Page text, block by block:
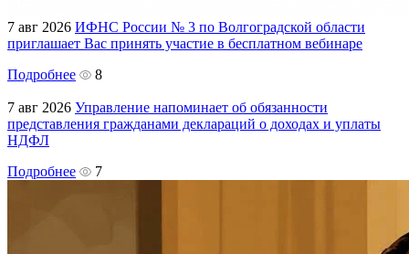
7 авг 2026 ИФНС России № 3 по Волгоградской области
приглашает Вас принять участие в бесплатном вебинаре
Подробнее
8
7 авг 2026 Управление напоминает об обязанности
представления гражданами деклараций о доходах и уплаты
НДФЛ
Подробнее
7